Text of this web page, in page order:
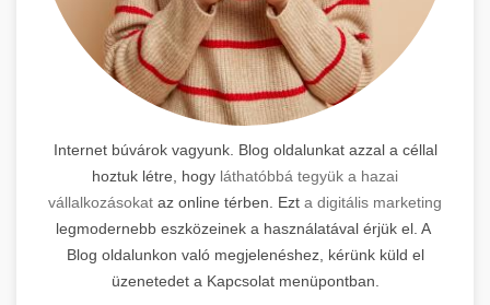
Internet búvárok vagyunk. Blog oldalunkat azzal a céllal
hoztuk létre, hogy láthatóbbá tegyük a hazai
vállalkozásokat az online térben. Ezt a digitális marketing
legmodernebb eszközeinek a használatával érjük el. A
Blog oldalunkon való megjelenéshez, kérünk küld el
üzenetedet a Kapcsolat menüpontban.